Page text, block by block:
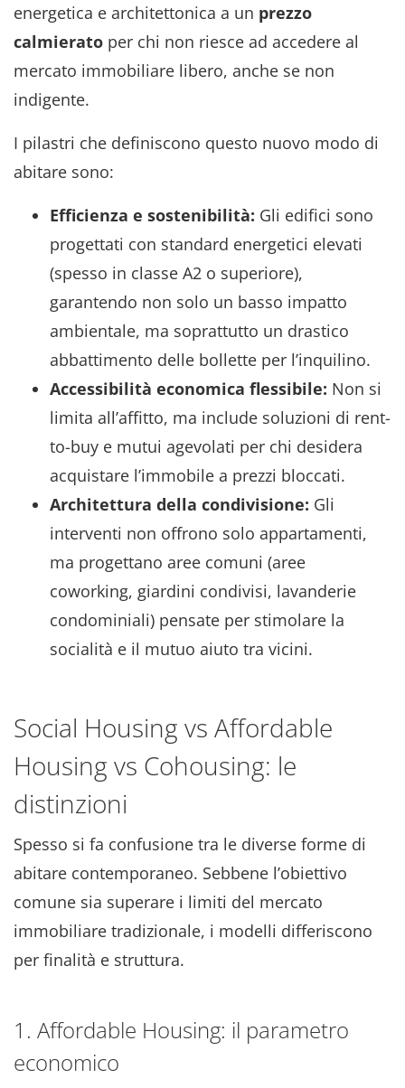
energetica e architettonica a un prezzo
calmierato per chi non riesce ad accedere al
mercato immobiliare libero, anche se non
indigente.
I pilastri che definiscono questo nuovo modo di
abitare sono:
Efficienza e sostenibilità: Gli edifici sono
progettati con standard energetici elevati
(spesso in classe A2 o superiore),
garantendo non solo un basso impatto
ambientale, ma soprattutto un drastico
abbattimento delle bollette per l’inquilino.
Accessibilità economica flessibile: Non si
limita all’affitto, ma include soluzioni di rent-
to-buy e mutui agevolati per chi desidera
acquistare l’immobile a prezzi bloccati.
Architettura della condivisione: Gli
interventi non offrono solo appartamenti,
ma progettano aree comuni (aree
coworking, giardini condivisi, lavanderie
condominiali) pensate per stimolare la
socialità e il mutuo aiuto tra vicini.
Social Housing vs Affordable
Housing vs Cohousing: le
distinzioni
Spesso si fa confusione tra le diverse forme di
abitare contemporaneo. Sebbene l’obiettivo
comune sia superare i limiti del mercato
immobiliare tradizionale, i modelli differiscono
per finalità e struttura.
1. Affordable Housing: il parametro
economico